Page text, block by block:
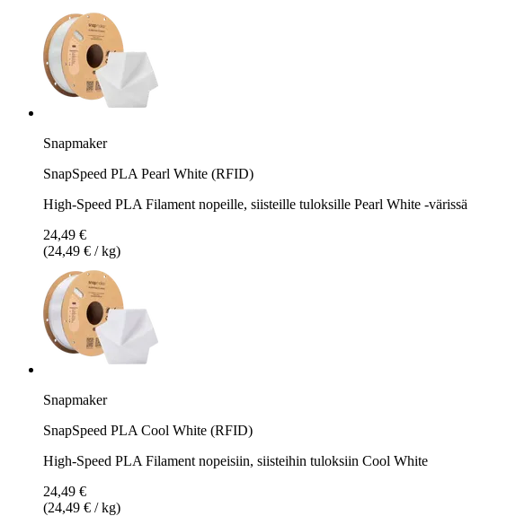
Snapmaker
SnapSpeed PLA Pearl White (RFID)
High-Speed PLA Filament nopeille, siisteille tuloksille Pearl White -värissä
24,49 €
(24,49 € / kg)
Snapmaker
SnapSpeed PLA Cool White (RFID)
High-Speed PLA Filament nopeisiin, siisteihin tuloksiin Cool White
24,49 €
(24,49 € / kg)